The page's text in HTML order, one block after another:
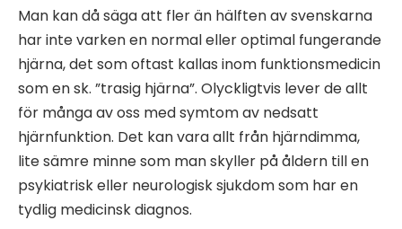
Man kan då säga att fler än hälften av svenskarna
har inte varken en normal eller optimal fungerande
hjärna, det som oftast kallas inom funktionsmedicin
som en sk. ”trasig hjärna”. Olyckligtvis lever de allt
för många av oss med symtom av nedsatt
hjärnfunktion. Det kan vara allt från hjärndimma,
lite sämre minne som man skyller på åldern till en
psykiatrisk eller neurologisk sjukdom som har en
tydlig medicinsk diagnos.